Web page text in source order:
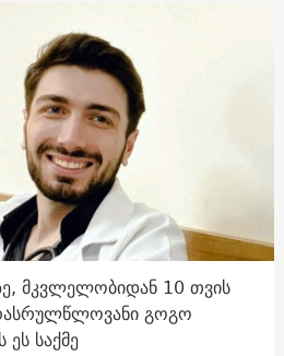
მკვლელობიდან 10 თვის
გოგო
ეს საქმე